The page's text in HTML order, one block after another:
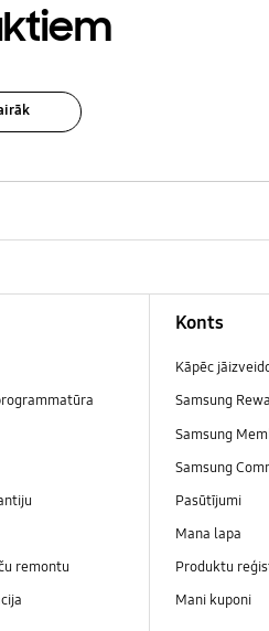
remontu
Konts
Kāpēc
Samsung
Samsung
Samsung
Pasūtījumi
Mana lapa
Produktu
Mani kuponi